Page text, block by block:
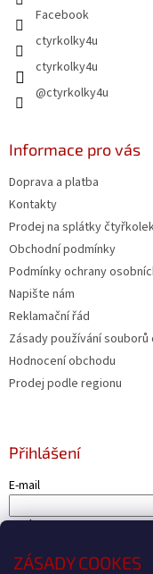
ZÁSADY COOKES
Facebook
ctyrkolky4u
ctyrkolky4u
@ctyrkolky4u
Informace pro vás
Doprava a platba
Kontakty
Prodej na splátky
Obchodní podmínky
Podmínky ochrany
Napište nám
Reklamační řád
Zásady používání souborů
Hodnocení obchodu
Prodej podle regionu
Přihlášení
E-mail
Heslo